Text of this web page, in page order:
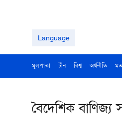
Language
মূলপাতা চীন বিশ্ব অর্থনীতি
বৈদেশিক